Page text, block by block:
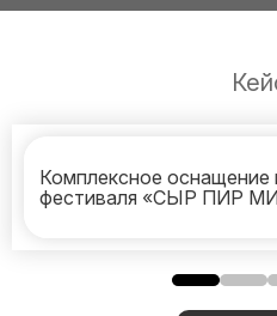
Комплексное оснащение
фестиваля «СЫР ПИР